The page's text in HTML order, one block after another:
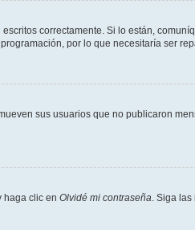
correctamente. Si lo están,
por lo que necesitaría ser
sus usuarios que no publicaron
haga clic en Olvidé mi contraseña . Siga